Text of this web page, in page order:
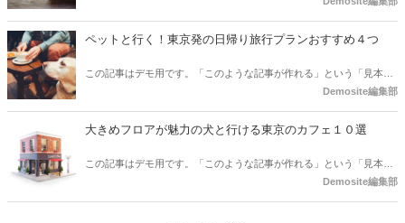
ペットと行く！東京発の日帰り旅行プランおすすめ４つ
この記事はデモ用です。「このような記事が作れる」という「見本」
Demosite編集部
大きめフロアが魅力の犬と行ける東京のカフェ１０選
この記事はデモ用です。「このような記事が作れる」という「見本」
Demosite編集部